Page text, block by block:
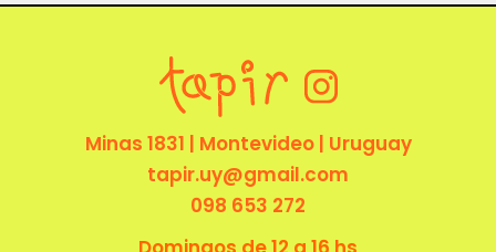
rebaños
cantidadMinas 1831 | Montevideo | Uruguay
tapir.uy@gmail.com
098 653 272